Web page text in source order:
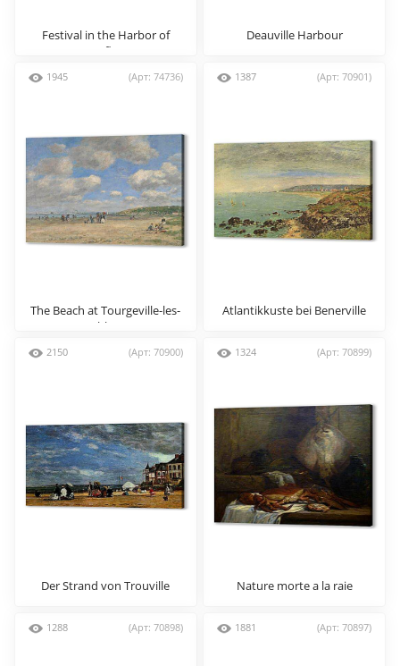
Festival in the Harbor of
Honfleur
Deauville Harbour
1945 (Арт: 74736)
The Beach at Tourgeville-les-
Sablons
1387 (Арт: 70901)
Atlantikkuste bei Benerville
2150 (Арт: 70900)
Der Strand von Trouville
1324 (Арт: 70899)
Nature morte a la raie
1288 (Арт: 70898) 1881 (Арт: 70897)